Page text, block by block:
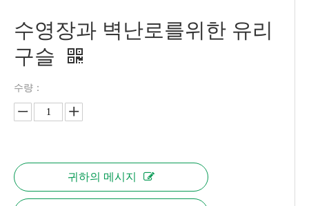
수영장과 벽난로를위한 유리
구슬
수량：
귀하의 메시지